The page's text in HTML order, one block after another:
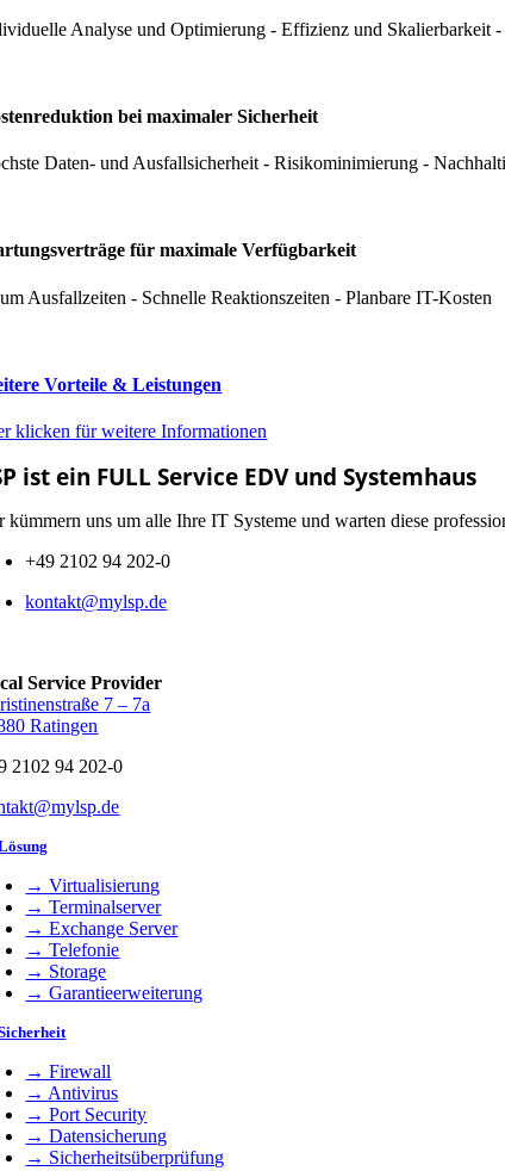
Analyse und Optimierung - Effizienz und Skalierbarkeit
bei maximaler Sicherheit
Daten- und Ausfallsicherheit - Risikominimierung -
für maximale Verfügbarkeit
Ausfallzeiten - Schnelle Reaktionszeiten - Planbare IT-Kosten
Vorteile & Leistungen
klicken für weitere Informationen
ist ein FULL Service EDV und Systemhaus
kümmern uns um alle Ihre IT Systeme und warten diese
+49 2102 94 202-0
kontakt@mylsp.de
Service Provider
7 – 7a
Ratingen
2102 94 202-0
→ Virtualisierung
→ Terminalserver
→ Exchange Server
→ Telefonie
→ Storage
→ Garantieerweiterung
→ Firewall
→ Antivirus
→ Port Security
→ Datensicherung
→ Sicherheitsüberprüfung